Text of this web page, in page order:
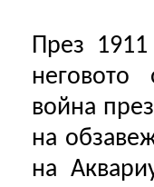
През
неговото
война
на
на